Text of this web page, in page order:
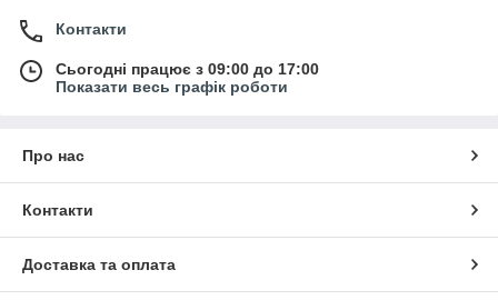
Контакти
Сьогодні працює з 09:00 до 17:00
Показати весь графік роботи
Про нас
Контакти
Доставка та оплата